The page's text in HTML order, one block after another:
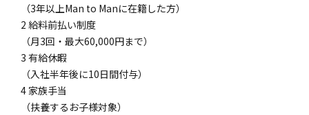
（3年以上Man to Manに在籍した方）
2 給料前払い制度
（月3回・最大60,000円まで）
3 有給休暇
（入社半年後に10日間付与）
4 家族手当
（扶養するお子様対象）